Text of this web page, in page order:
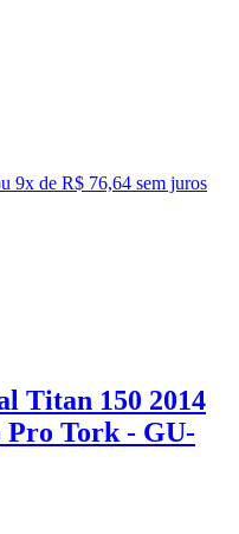
9x de R$ 76,64 sem juros
Titan 150 2014
Pro Tork - GU-